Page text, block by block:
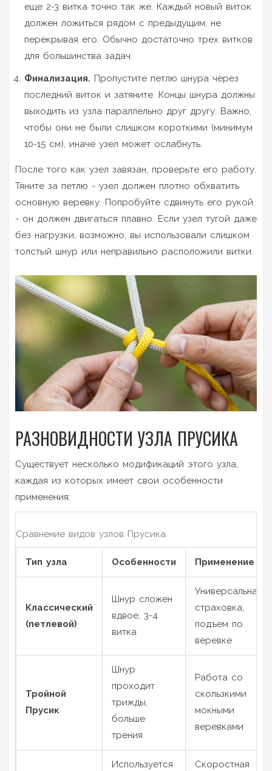
еще 2-3 витка точно так же. Каждый новый виток
должен ложиться рядом с предыдущим, не
перекрывая его. Обычно достаточно трех витков
для большинства задач.
Финализация. Пропустите петлю шнура через
последний виток и затяните. Концы шнура должны
выходить из узла параллельно друг другу. Важно,
чтобы они не были слишком короткими (минимум
10-15 см), иначе узел может ослабнуть.
После того как узел завязан, проверьте его работу.
Тяните за петлю - узел должен плотно обхватить
основную веревку. Попробуйте сдвинуть его рукой
- он должен двигаться плавно. Если узел тугой даже
без нагрузки, возможно, вы использовали слишком
толстый шнур или неправильно расположили витки.
РАЗНОВИДНОСТИ УЗЛА ПРУСИКА
Существует несколько модификаций этого узла,
каждая из которых имеет свои особенности
применения:
Сравнение видов узлов Прусика
Тип узла Особенности Применение
Классический
(петлевой)
Шнур сложен
вдвое, 3-4
витка
Универсальная
страховка,
подъем по
веревке
Тройной
Прусик
Шнур
проходит
трижды,
больше
трения
Работа со
скользкими
мокными
веревками
Используется
Скоростная